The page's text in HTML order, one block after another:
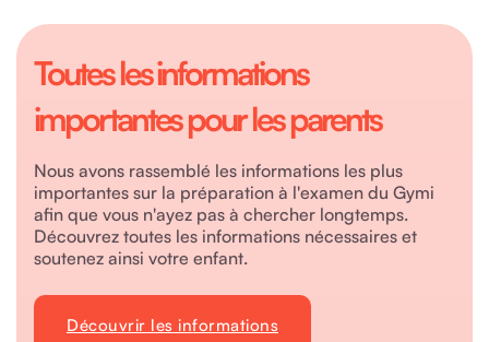
Toutes les informations
importantes pour les parents
Nous avons rassemblé les informations les plus
importantes sur la préparation à l'examen du Gymi
afin que vous n'ayez pas à chercher longtemps.
Découvrez toutes les informations nécessaires et
soutenez ainsi votre enfant.
Découvrir les informations